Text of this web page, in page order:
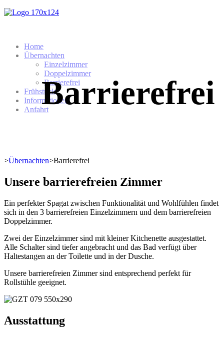
Home
Übernachten
Einzelzimmer
Doppelzimmer
Barrierefrei
Frühstück
Informationen
AnfahrtBarrierefrei
>Übernachten>Barrierefrei
Unsere barrierefreien Zimmer
Ein perfekter Spagat zwischen Funktionalität und Wohlfühlen findet
sich in den 3 barrierefreien Einzelzimmern und dem barrierefreien
Doppelzimmer.
Zwei der Einzelzimmer sind mit kleiner Kitchenette ausgestattet.
Alle Schalter sind tiefer angebracht und das Bad verfügt über
Haltestangen an der Toilette und in der Dusche.
Unsere barrierefreien Zimmer sind entsprechend perfekt für
Rollstühle geeignet.
Ausstattung